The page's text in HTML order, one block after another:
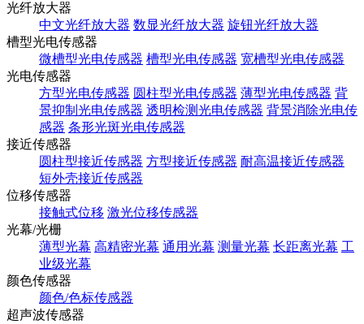
光纤放大器
中文光纤放大器 数显光纤放大器 旋钮光纤放大器
槽型光电传感器
微槽型光电传感器 槽型光电传感器 宽槽型光电传感器
光电传感器
方型光电传感器 圆柱型光电传感器 薄型光电传感器 背
景抑制光电传感器 透明检测光电传感器 背景消除光电传
感器 条形光斑光电传感器
接近传感器
圆柱型接近传感器 方型接近传感器 耐高温接近传感器
短外壳接近传感器
位移传感器
接触式位移 激光位移传感器
光幕/光栅
薄型光幕 高精密光幕 通用光幕 测量光幕 长距离光幕 工
业级光幕
颜色传感器
颜色/色标传感器
超声波传感器